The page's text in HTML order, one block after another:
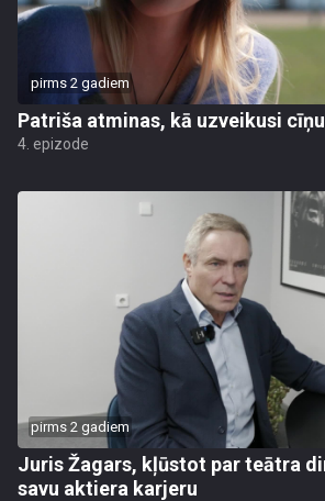
pirms 2 gadiem
Patriša atminas, kā uzveikusi
4. epizode
pirms 2 gadiem
Juris Žagars, kļūstot par teātra
savu aktiera karjeru